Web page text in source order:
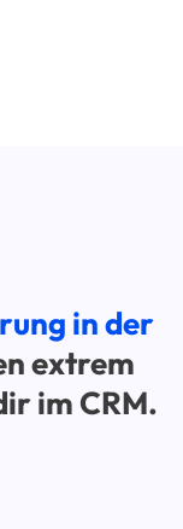
in der
extrem
im CRM.